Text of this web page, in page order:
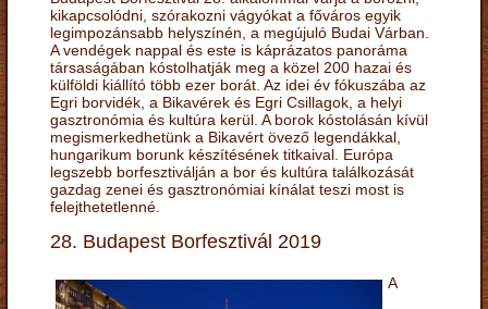
kikapcsolódni, szórakozni vágyókat a főváros egyik
legimpozánsabb helyszínén, a megújuló Budai Várban.
A vendégek nappal és este is káprázatos panoráma
társaságában kóstolhatják meg a közel 200 hazai és
külföldi kiállító több ezer borát. Az idei év fókuszába az
Egri borvidék, a Bikavérek és Egri Csillagok, a helyi
gasztronómia és kultúra kerül. A borok kóstolásán kívül
megismerkedhetünk a Bikavért övező legendákkal,
hungarikum borunk készítésének titkaival. Európa
legszebb borfesztiválján a bor és kultúra találkozását
gazdag zenei és gasztronómiai kínálat teszi most is
felejthetetlenné.
28. Budapest Borfesztivál 2019
A